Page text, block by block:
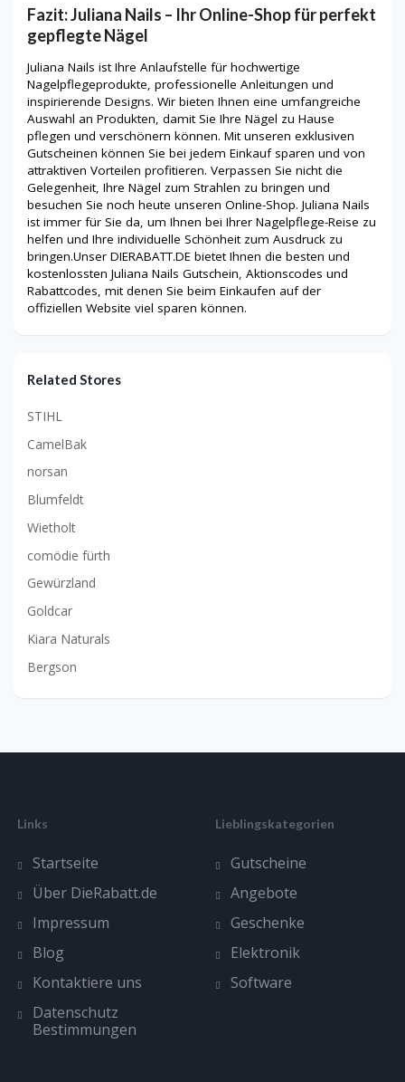
Fazit: Juliana Nails – Ihr Online-Shop für perfekt
gepflegte Nägel
Juliana Nails ist Ihre Anlaufstelle für hochwertige
Nagelpflegeprodukte, professionelle Anleitungen und
inspirierende Designs. Wir bieten Ihnen eine umfangreiche
Auswahl an Produkten, damit Sie Ihre Nägel zu Hause
pflegen und verschönern können. Mit unseren exklusiven
Gutscheinen können Sie bei jedem Einkauf sparen und von
attraktiven Vorteilen profitieren. Verpassen Sie nicht die
Gelegenheit, Ihre Nägel zum Strahlen zu bringen und
besuchen Sie noch heute unseren Online-Shop. Juliana Nails
ist immer für Sie da, um Ihnen bei Ihrer Nagelpflege-Reise zu
helfen und Ihre individuelle Schönheit zum Ausdruck zu
bringen.Unser DIERABATT.DE bietet Ihnen die besten und
kostenlossten Juliana Nails Gutschein, Aktionscodes und
Rabattcodes, mit denen Sie beim Einkaufen auf der
offiziellen Website viel sparen können.
Related Stores
STIHL
CamelBak
norsan
Blumfeldt
Wietholt
comödie fürth
Gewürzland
Goldcar
Kiara Naturals
Bergson
Links
Startseite
Über DieRabatt.de
Impressum
Blog
Kontaktiere uns
Datenschutz
Bestimmungen
Lieblingskategorien
Gutscheine
Angebote
Geschenke
Elektronik
Software